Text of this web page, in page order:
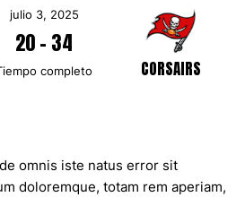
CORSAIRS
julio 3, 2025
20- 34
completo
omnis iste natus error sit
doloremque, totam rem aperiam,